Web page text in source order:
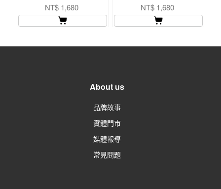
NT$ 1,680
NT$ 1,680
About us
品牌故事
實體門市
媒體報導
常見問題